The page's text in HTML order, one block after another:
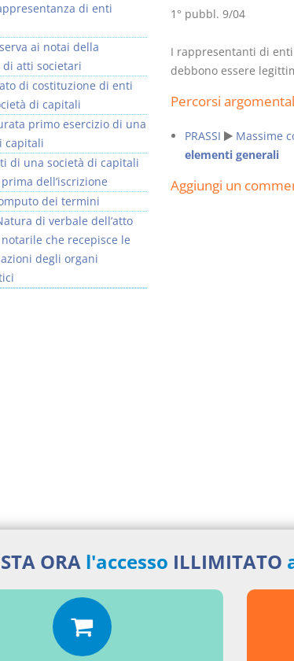
1° pubbl. 9/04
I rappresentanti di
debbono essere
Percorsi
PRASSI Massime
elementi generali
Aggiungi un
di enti
ai notai della
di atti societari
di costituzione di enti
di capitali
primo esercizio di una
capitali
di una società di capitali
dell’iscrizione
dei termini
di verbale dell’atto
che recepisce le
degli organi
I Singoli Contratti
D. Minussi
Versione ebook
€ 5,99
(iva incl.)
ORA l'accesso ILLIMITATO